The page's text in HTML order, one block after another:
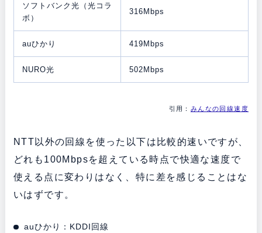
ソフトバンク光（光コラ
ボ）
316Mbps
auひかり 419Mbps
NURO光 502Mbps
引用： みんなの回線速度
NTT以外の回線を使った以下は比較的速いですが、
どれも100Mbpsを超えている時点で快適な速度で
使える点に変わりはなく、特に差を感じることはな
いはずです。
auひかり：KDDI回線